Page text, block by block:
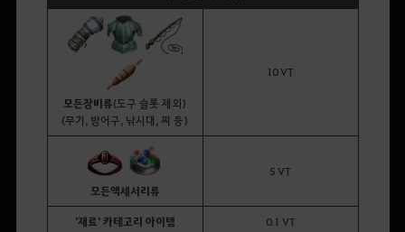
모든장비류(도구 슬롯 제외)
(무기, 방어구, 낚시대, 찌 등)
10 VT
모든액세서리류
5 VT
'재료' 카테고리 아이템 0.1 VT